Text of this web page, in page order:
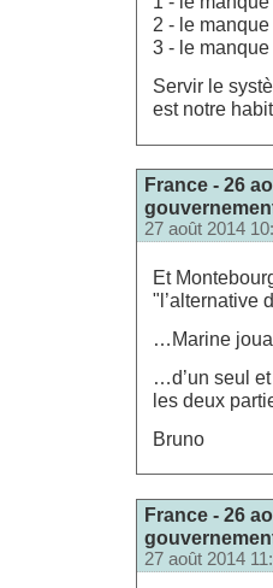
2 - le
3 - le
Servir le
est notre
France - 26
27 août 2014
Et
"l’alternative
…Marine
…d’un seul
les deux
Bruno
France - 26
27 août 2014